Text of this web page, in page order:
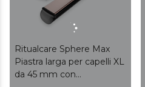
Ritualcare Sphere Max
Piastra larga per capelli XL
da 45 mm con